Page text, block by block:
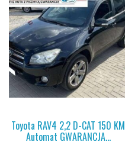
Toyota RAV4 2,2 D-CAT 150 KM
Automat GWARANCJA…